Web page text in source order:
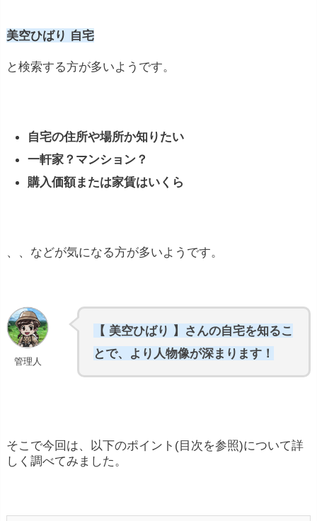
美空ひばり 自宅
と検索する方が多いようです。
自宅の住所や場所か知りたい
一軒家？マンション？
購入価額または家賃はいくら
、、などが気になる方が多いようです。
管理人
【 美空ひばり 】さんの自宅を知るこ
とで、より人物像が深まります！
そこで今回は、以下のポイント(目次を参照)について詳
しく調べてみました。